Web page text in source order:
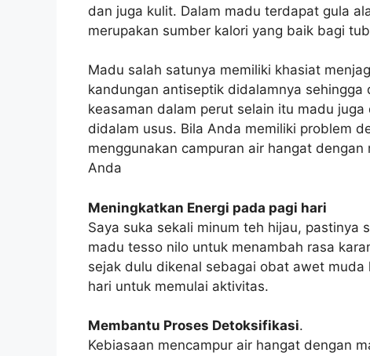
dan juga kulit. Dalam madu terdapat gula
merupakan sumber kalori yang baik bagi
Madu salah satunya memiliki khasiat
kandungan antiseptik didalamnya
keasaman dalam perut selain itu madu
didalam usus. Bila Anda memiliki problem
menggunakan campuran air hangat
Anda
Meningkatkan Energi pada pagi hari
Saya suka sekali minum teh hijau,
madu tesso nilo untuk menambah rasa
sejak dulu dikenal sebagai obat awet
hari untuk memulai aktivitas.
Membantu Proses Detoksifikasi.
Kebiasaan mencampur air hangat dengan